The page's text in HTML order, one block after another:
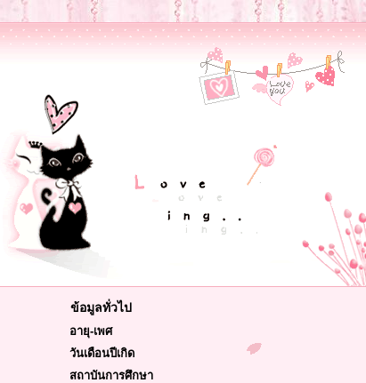
ข้อมูลทั่วไป
อายุ-เพศ
วันเดือนปีเกิด
สถาบันการศึกษา